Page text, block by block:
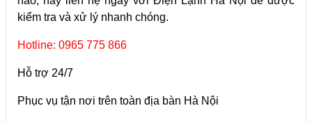
kiểm tra và xử lý nhanh chóng.
Hotline: 0965 775 866
Hỗ trợ 24/7
Phục vụ tận nơi trên toàn địa bàn Hà Nội